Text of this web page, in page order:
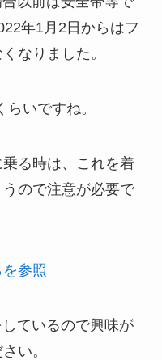
年1月2日からはフ
なりました。
いですね。
る時は、これを着
ので注意が必要で
参照
ているので興味が
い。